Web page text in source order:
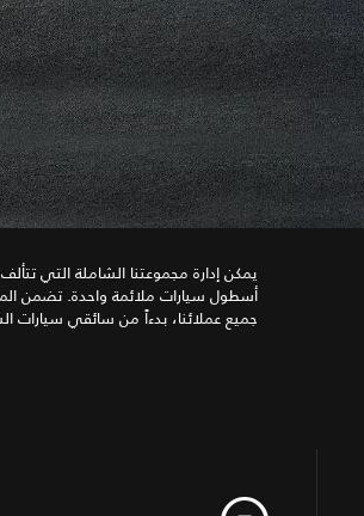
يمكن إدارة مجموعتنا الشاملة التي
أسطول سيارات ملائمة واحدة. تضمن
جميع عملائنا، بدءاً من سائقي سيارات